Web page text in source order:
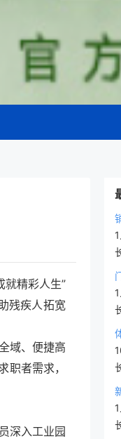
就精彩人生”
残疾人拓宽
域、便捷高
职者需求，
深入工业园